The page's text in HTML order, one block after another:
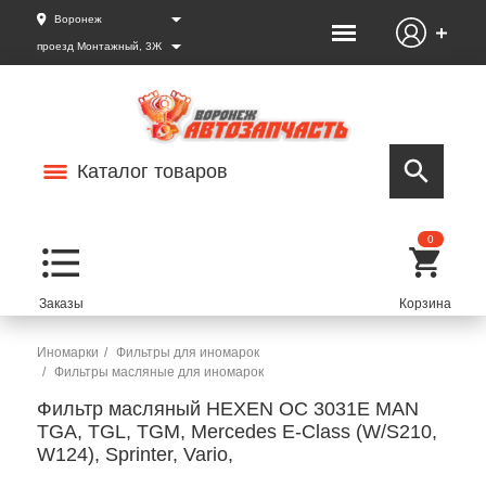
Воронеж
проезд Монтажный, 3Ж
Каталог товаров
0
Иномарки
Фильтры для иномарок
Фильтры масляные для иномарок
Фильтр масляный HEXEN OC 3031E MAN
TGA, TGL, TGM, Mercedes E-Class (W/S210,
W124), Sprinter, Vario,